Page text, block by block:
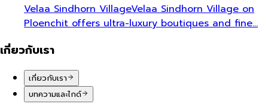
Velaa Sindhorn VillageVelaa Sindhorn Village on
Ploenchit offers ultra-luxury boutiques and fine…
เกี่ยวกับเรา
เกี่ยวกับเรา
บทความและไกด์